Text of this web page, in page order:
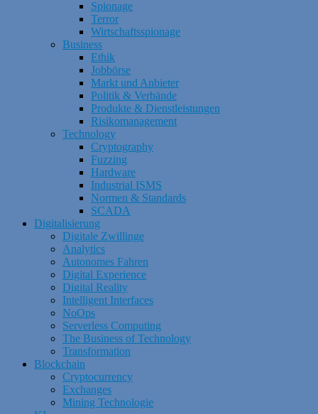
Spionage
Terror
Wirtschaftsspionage
Business
Ethik
Jobbörse
Markt und Anbieter
Politik & Verbände
Produkte & Dienstleistungen
Risikomanagement
Technology
Cryptography
Fuzzing
Hardware
Industrial ISMS
Normen & Standards
SCADA
Digitalisierung
Digitale Zwillinge
Analytics
Autonomes Fahren
Digital Experience
Digital Reality
Intelligent Interfaces
NoOps
Serverless Computing
The Business of Technology
Transformation
Blockchain
Cryptocurrency
Exchanges
Mining Technologie